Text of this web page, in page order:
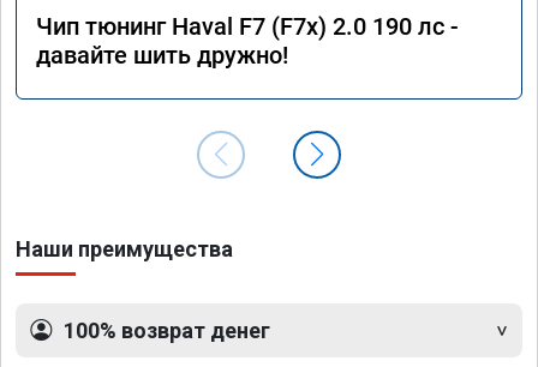
Чип тюнинг Haval F7 (F7x) 2.0 190 лс -
давайте шить дружно!
Наши преимущества
100% возврат денег